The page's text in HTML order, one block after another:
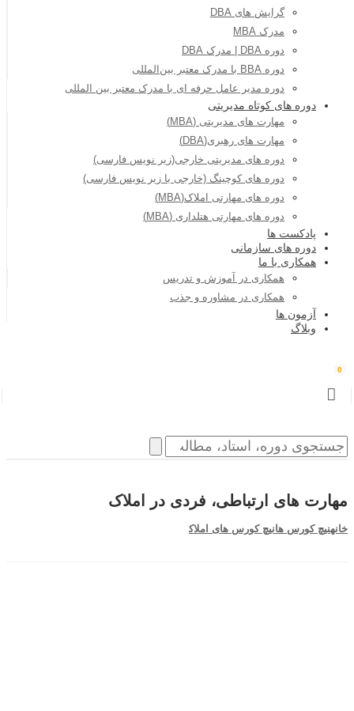
گرایش های DBA
مدرک MBA
دوره DBA | مدرک DBA
دوره BBA با مدرک معتبر بین‌المللی
دوره مدیر عامل حرفه ای با مدرک معتبر بین المللی
دوره های کوتاه مدیریتی
مهارت های مدیریتی (MBA)
مهارت های رهبری(DBA)
دوره های مدیریتی خارجی(زیر نویس فارسی)
دوره های کوچینگ (خارجی با زیر نویس فارسی)
دوره های مهارتی املاک(MBA)
دوره های مهارتی هتلداری (MBA)
پادکست ها
دوره های سازمانی
همکاری با ما
همکاری در آموزش و تدریس
همکاری در مشاوره و جذب
آزمون ها
وبلاگ
0
مهارت های ارتباطی، فردی در املاک
خانهنیچ کورس هانیچ کورس های املاک